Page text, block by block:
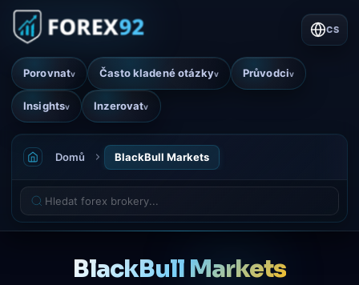
Porovnatv Často kladené otázkyv Průvodciv
Insightsv Inzerovatv
CS
Domů BlackBull Markets
BlackBull Markets